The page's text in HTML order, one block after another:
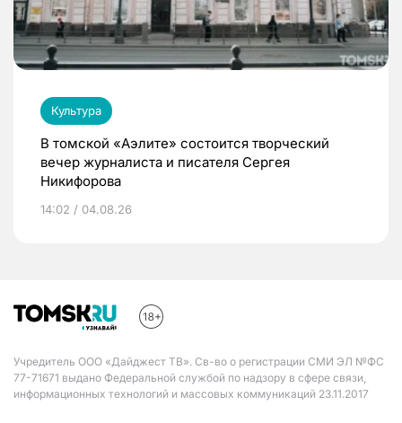
Культура
В томской «Аэлите» состоится творческий
вечер журналиста и писателя Сергея
Никифорова
14:02 / 04.08.26
Учредитель ООО «Дайджест ТВ». Св-во о регистрации СМИ ЭЛ №ФС
77-71671 выдано Федеральной службой по надзору в сфере связи,
информационных технологий и массовых коммуникаций 23.11.2017